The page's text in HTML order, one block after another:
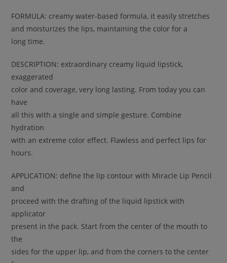
FORMULA: creamy water-based formula, it easily stretches
and moisturizes the lips, maintaining the color for a
long time.
DESCRIPTION: extraordinary creamy liquid lipstick,
exaggerated
color and coverage, very long lasting. From today you can
have
all this with a single and simple gesture. Combine
hydration
with an extreme color effect. Flawless and perfect lips for
hours.
APPLICATION: define the lip contour with Miracle Lip Pencil
and
proceed with the drafting of the liquid lipstick with
applicator
present in the pack. Start from the center of the mouth to
the
sides for the upper lip, and from the corners to the center